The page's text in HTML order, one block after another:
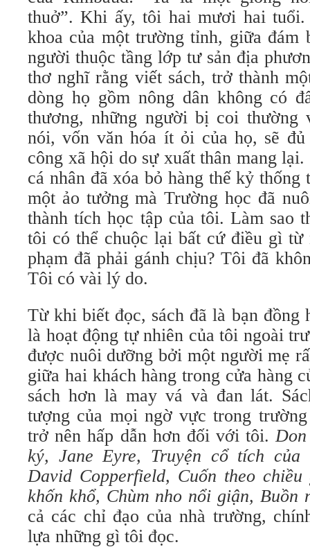
thuở”. Khi ấy, tôi hai mươi hai
khoa của một trường tỉnh, giữa đám
người thuộc tầng lớp tư sản địa
thơ nghĩ rằng viết sách, trở thành
dòng họ gồm nông dân không có
thương, những người bị coi thường
nói, vốn văn hóa ít ỏi của họ, sẽ đủ
công xã hội do sự xuất thân mang
cá nhân đã xóa bỏ hàng thế kỷ
một ảo tưởng mà Trường học đã
thành tích học tập của tôi. Làm sao
tôi có thể chuộc lại bất cứ điều gì từ
phạm đã phải gánh chịu? Tôi đã
Tôi có vài lý do.
Từ khi biết đọc, sách đã là bạn đồng
là hoạt động tự nhiên của tôi ngoài
được nuôi dưỡng bởi một người mẹ
giữa hai khách hàng trong cửa hàng
sách hơn là may vá và đan lát.
tượng của mọi ngờ vực trong
trở nên hấp dẫn hơn đối với tôi.
ký, Jane Eyre, Truyện cổ tích của
David Copperfield, Cuốn theo chiều
khốn khổ, Chùm nho nổi giận,
cả các chỉ đạo của nhà trường,
lựa những gì tôi đọc.